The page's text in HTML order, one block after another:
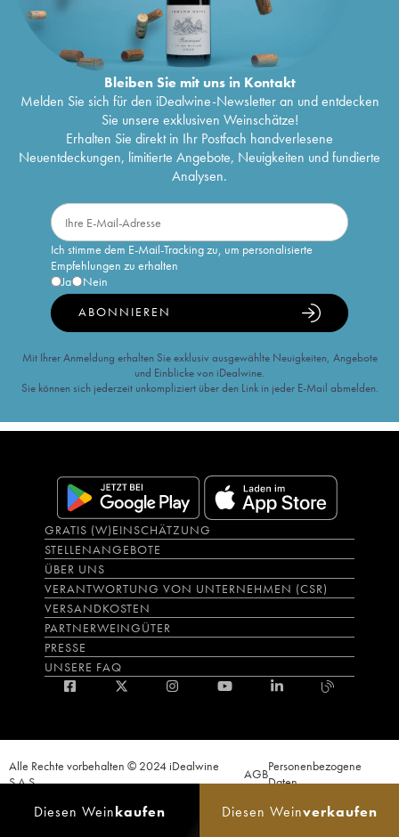
Diesen Weinkaufen Diesen Weinverkaufen
Bleiben Sie mit uns in Kontakt
Melden Sie sich für den iDealwine-Newsletter an und entdecken
Sie unsere exklusiven Weinschätze!
Erhalten Sie direkt in Ihr Postfach handverlesene
Neuentdeckungen, limitierte Angebote, Neuigkeiten und fundierte
Analysen.
Ich stimme dem E-Mail-Tracking zu, um personalisierte
Empfehlungen zu erhalten
Ja
Nein
ABONNIEREN
Mit Ihrer Anmeldung erhalten Sie exklusiv ausgewählte Neuigkeiten, Angebote
und Einblicke von iDealwine.
Sie können sich jederzeit unkompliziert über den Link in jeder E-Mail abmelden.
GRATIS (W)EINSCHÄTZUNG
STELLENANGEBOTE
ÜBER UNS
VERANTWORTUNG VON UNTERNEHMEN (CSR)
VERSANDKOSTEN
PARTNERWEINGÜTER
PRESSE
UNSERE FAQ
Alle Rechte vorbehalten © 2024 iDealwine
S.A.S.
AGBPersonenbezogene
Daten
Verkaufs verlangt. CODE DE LA SANTÉ PUBLIQUE, ART.L.3342-1 et L.3353-3